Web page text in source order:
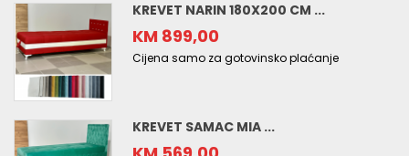
KREVET NARIN 180X200 CM ...
KM 899,00
Cijena samo za gotovinsko plaćanje
KREVET SAMAC MIA ...